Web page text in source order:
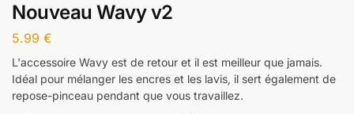
Nouveau Wavy v2
5.99 €
L'accessoire Wavy est de retour et il est meilleur que jamais.
Idéal pour mélanger les encres et les lavis, il sert également de
repose-pinceau pendant que vous travaillez.